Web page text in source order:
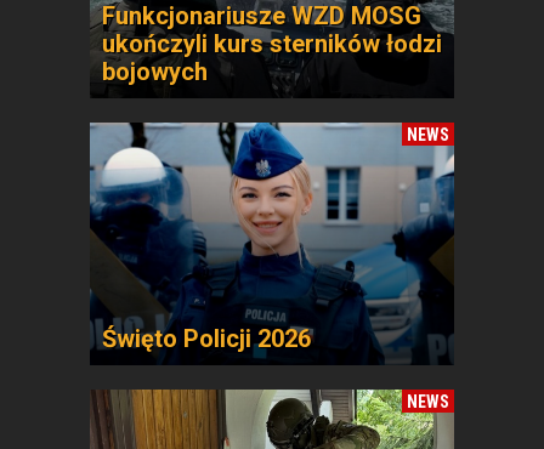
Funkcjonariusze WZD MOSG
ukończyli kurs sterników łodzi
bojowych
NEWS
Święto Policji 2026
NEWS